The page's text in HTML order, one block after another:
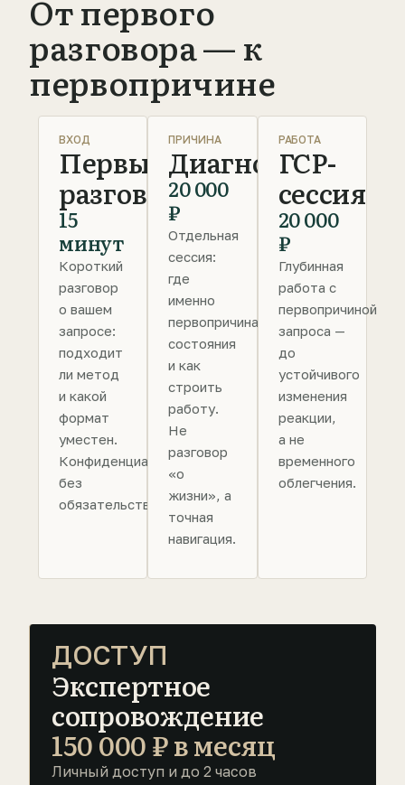
От первого
разговора — к
первопричине
ВХОД
Первый
разговор
15
минут
Короткий
разговор
о вашем
запросе:
подходит
ли метод
и какой
формат
уместен.
Конфиденциально,
без
обязательств.
ПРИЧИНА
Диагностика
20 000
₽
Отдельная
сессия:
где
именно
первопричина
состояния
и как
строить
работу.
Не
разговор
«о
жизни», а
точная
навигация.
РАБОТА
ГСР-
сессия
20 000
₽
Глубинная
работа с
первопричиной
запроса —
до
устойчивого
изменения
реакции,
а не
временного
облегчения.
ДОСТУП
Экспертное
сопровождение
150 000 ₽ в месяц
Личный доступ и до 2 часов